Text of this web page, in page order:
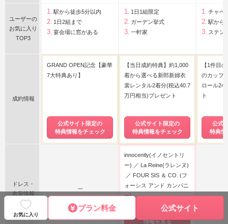
お気に入り
プラン料金 公式サイト
ユーザーの
お気に入り
TOP3
駅から徒歩5分以内
1日2組まで
宴会場に窓がある
1日1組限定
ガーデン挙式
一軒家
チャペ
駅から
ステン
成約情報
GRAND OPEN記念【豪華
7大特典あり】
公式サイト限定の
特典情報をチェック
【当日成約特典】約1,000
着から選べる新郎新婦衣
裳レンタル2着分(税込40.7
万円相当)プレゼント
公式サイト限定の
特典情報をチェック
【1件目
のカップ
ロール24
ト
公式
特典情
ドレス・
衣装情報
ー
innocently(イノセントリ
ー)
La Reine(ラレンヌ)
FOUR SIS ＆ CO. (フ
ォーシス アンド カンパニ
ー)
ドレス・衣装の
情報を見る